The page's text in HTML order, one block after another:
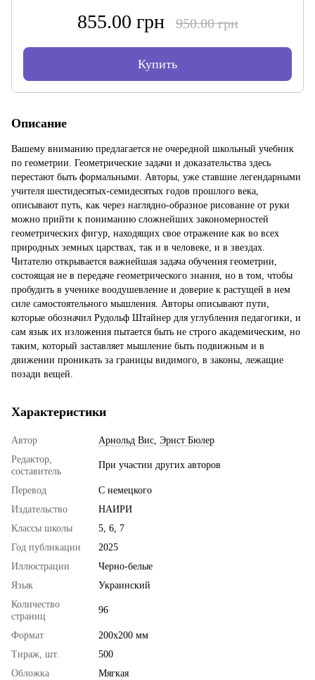
855.00 грн 950.00 грн
Купить
Описание
Вашему вниманию предлагается не очередной школьный учебник
по геометрии. Геометрические задачи и доказательства здесь
перестают быть формальными. Авторы, уже ставшие легендарными
учителя шестидесятых-семидесятых годов прошлого века,
описывают путь, как через наглядно-образное рисование от руки
можно прийти к пониманию сложнейших закономерностей
геометрических фигур, находящих свое отражение как во всех
природных земных царствах, так и в человеке, и в звездах.
Читателю открывается важнейшая задача обучения геометрии,
состоящая не в передаче геометрического знания, но в том, чтобы
пробудить в ученике воодушевление и доверие к растущей в нем
силе самостоятельного мышления. Авторы описывают пути,
которые обозначил Рудольф Штайнер для углубления педагогики, и
сам язык их изложения пытается быть не строго академическим, но
таким, который заставляет мышление быть подвижным и в
движении проникать за границы видимого, в законы, лежащие
позади вещей.
Характеристики
Автор Арнольд Вис Эрнст Бюлер
Редактор,
составитель
При участии других авторов
Перевод
С немецкого
Издательство
НАИРИ
Классы школы
5, 6, 7
Год публикации
2025
Иллюстрации
Черно-белые
Язык
Украинский
Количество
страниц
96
Формат
200х200 мм
Тираж, шт.
500
Обложка
Мягкая